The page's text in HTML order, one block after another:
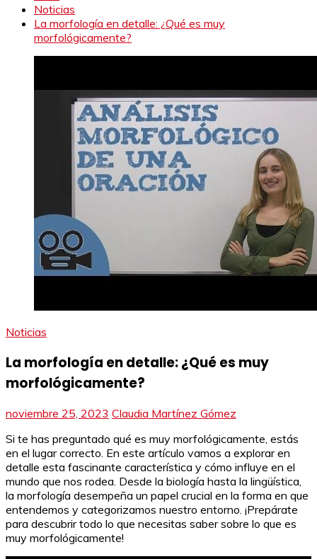
Noticias
La morfología en detalle: ¿Qué es muy
morfológicamente?
Noticias
La morfología en detalle: ¿Qué es muy
morfológicamente?
noviembre 25, 2023 Claudia Martínez Gómez
Si te has preguntado qué es muy morfológicamente, estás
en el lugar correcto. En este artículo vamos a explorar en
detalle esta fascinante característica y cómo influye en el
mundo que nos rodea. Desde la biología hasta la lingüística,
la morfología desempeña un papel crucial en la forma en que
entendemos y categorizamos nuestro entorno. ¡Prepárate
para descubrir todo lo que necesitas saber sobre lo que es
muy morfológicamente!